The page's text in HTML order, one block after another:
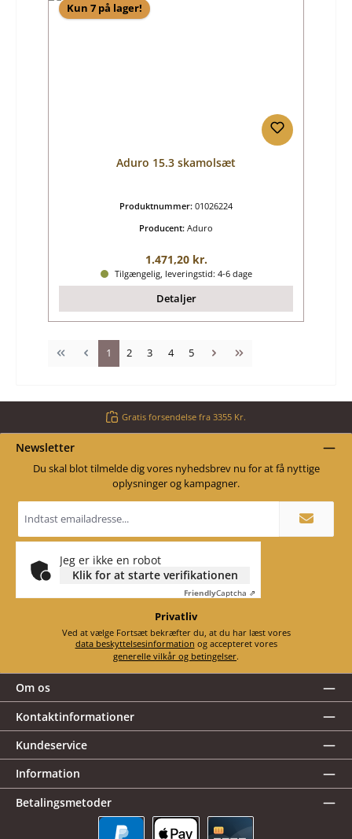
Kun 7 på lager!
Aduro 15.3 skamolsæt
Produktnummer: 01026224
Producent: Aduro
Almindelig pris:
1.471,20 kr.
Tilgængelig, leveringstid: 4-6 dage
Detaljer
Side
1 Side
2 Side
3 Side
4 Side
5
Gratis forsendelse fra 3355 Kr.
Newsletter
Du skal blot tilmelde dig vores nyhedsbrev nu for at få nyttige
oplysninger og kampagner.
adresse
Jeg er ikke en robot
Klik for at starte verifikationen
FriendlyCaptcha ⇗
Privatliv
Ved at vælge Fortsæt bekræfter du, at du har læst vores
data beskyttelsesinformation
og accepteret vores
generelle vilkår og betingelser.
Om os
Kontaktinformationer
Kundeservice
Information
Betalingsmetoder